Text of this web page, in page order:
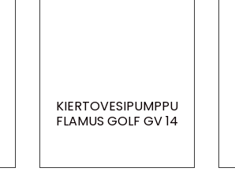
KIERTOVESIPUMPPU
FLAMUS GOLF GV 14